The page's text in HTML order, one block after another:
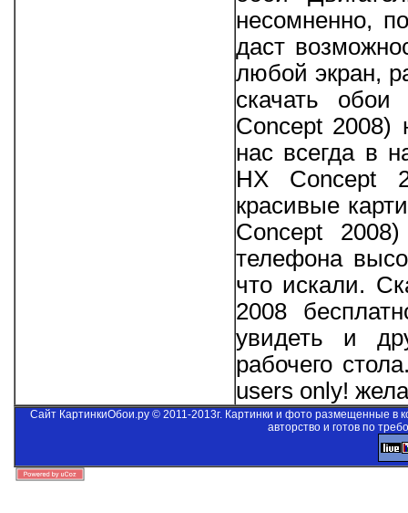
несомненно,
даст
любой экран,
скачать
Concept 2008)
нас всегда в
HX Concept
красивые
Concept
телефона
что искали.
2008
увидеть и
рабочего
users only!
Сайт КартинкиОбои.ру © 2011-2013г. Картинки и фото размещенные в
авторство и готов по